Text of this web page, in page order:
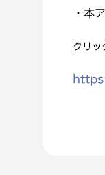
・本
クリ